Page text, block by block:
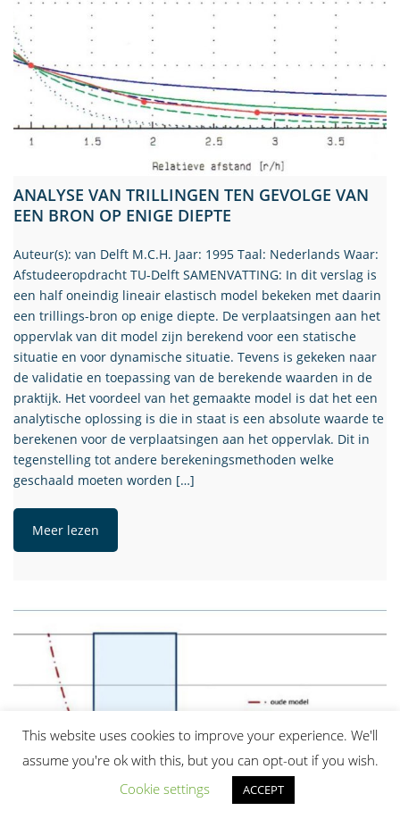
ANALYSE VAN TRILLINGEN TEN GEVOLGE VAN
EEN BRON OP ENIGE DIEPTE
Auteur(s): van Delft M.C.H. Jaar: 1995 Taal: Nederlands Waar:
Afstudeeropdracht TU-Delft SAMENVATTING: In dit verslag is
een half oneindig lineair elastisch model bekeken met daarin
een trillings-bron op enige diepte. De verplaatsingen aan het
oppervlak van dit model zijn berekend voor een statische
situatie en voor dynamische situatie. Tevens is gekeken naar
de validatie en toepassing van de berekende waarden in de
praktijk. Het voordeel van het gemaakte model is dat het een
analytische oplossing is die in staat is een absolute waarde te
berekenen voor de verplaatsingen aan het oppervlak. Dit in
tegenstelling tot andere berekeningsmethoden welke
geschaald moeten worden […]
Meer lezen
This website uses cookies to improve your experience. We'll
assume you're ok with this, but you can opt-out if you wish.
Cookie settings
ACCEPT